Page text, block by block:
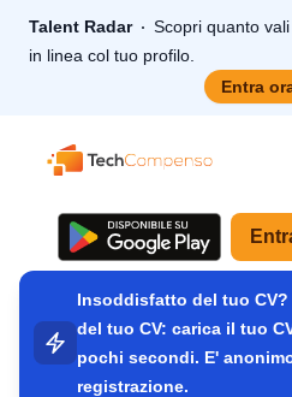
Talent Radar
Scopri quanto
in linea col tuo profilo.
Entra
TechCompenso
Insoddisfatto del tuo
del tuo CV: carica il tuo
pochi secondi. E'
registrazione.